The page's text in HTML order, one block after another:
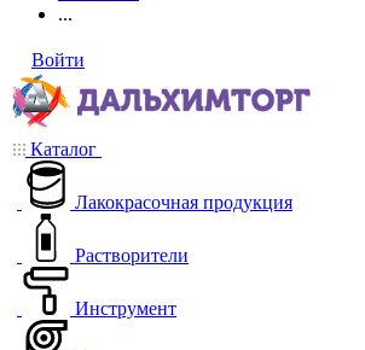
...
Войти
Каталог
Лакокрасочная продукция
Растворители
Инструмент